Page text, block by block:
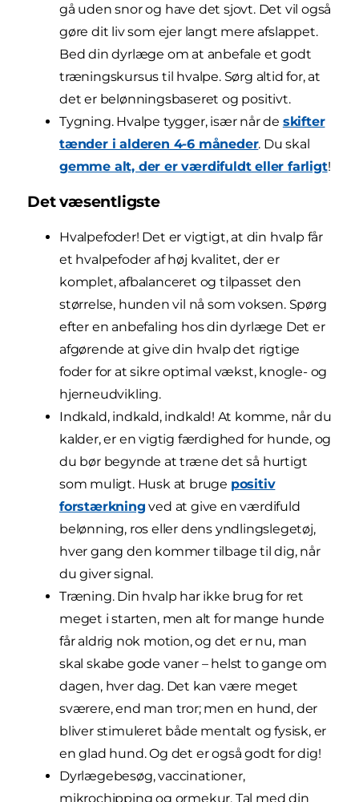
gå uden snor og have det sjovt. Det vil også
gøre dit liv som ejer langt mere afslappet.
Bed din dyrlæge om at anbefale et godt
træningskursus til hvalpe. Sørg altid for, at
det er belønningsbaseret og positivt.
Tygning. Hvalpe tygger, især når de skifter
tænder i alderen 4-6 måneder. Du skal
gemme alt, der er værdifuldt eller farligt!
Det væsentligste
Hvalpefoder! Det er vigtigt, at din hvalp får
et hvalpefoder af høj kvalitet, der er
komplet, afbalanceret og tilpasset den
størrelse, hunden vil nå som voksen. Spørg
efter en anbefaling hos din dyrlæge Det er
afgørende at give din hvalp det rigtige
foder for at sikre optimal vækst, knogle- og
hjerneudvikling.
Indkald, indkald, indkald! At komme, når du
kalder, er en vigtig færdighed for hunde, og
du bør begynde at træne det så hurtigt
som muligt. Husk at bruge positiv
forstærkning ved at give en værdifuld
belønning, ros eller dens yndlingslegetøj,
hver gang den kommer tilbage til dig, når
du giver signal.
Træning. Din hvalp har ikke brug for ret
meget i starten, men alt for mange hunde
får aldrig nok motion, og det er nu, man
skal skabe gode vaner – helst to gange om
dagen, hver dag. Det kan være meget
sværere, end man tror; men en hund, der
bliver stimuleret både mentalt og fysisk, er
en glad hund. Og det er også godt for dig!
Dyrlægebesøg, vaccinationer,
mikrochipping og ormekur. Tal med din